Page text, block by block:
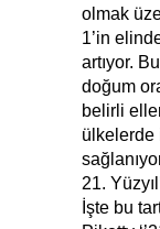
olmak
1’in
artıyor.
doğum
belirli
ülkelerde
21.
İşte bu